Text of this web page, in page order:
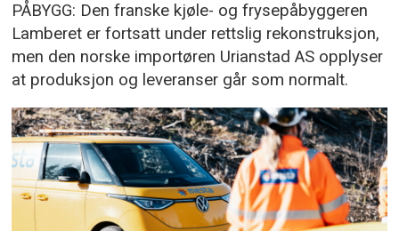
PÅBYGG: Den franske kjøle- og frysepåbyggeren
Lamberet er fortsatt under rettslig rekonstruksjon,
men den norske importøren Urianstad AS opplyser
at produksjon og leveranser går som normalt.